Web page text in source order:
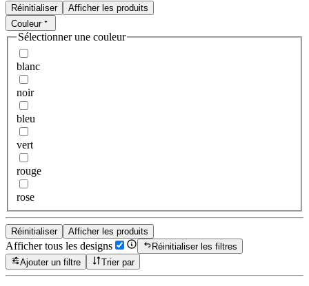
Réinitialiser
Afficher les produits
Couleur
Sélectionner une couleur
blanc
noir
bleu
vert
rouge
rose
Réinitialiser Afficher les produits
Afficher tous les designs
Réinitialiser les filtres
Ajouter un filtre
Trier par